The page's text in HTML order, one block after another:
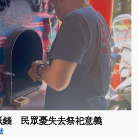
錢 民眾憂失去祭祀意義